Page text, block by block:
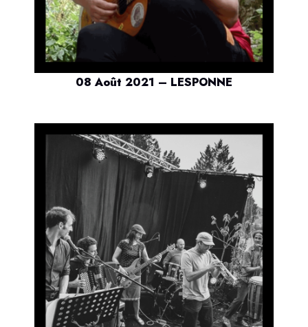
08 Août 2021 – LESPONNE